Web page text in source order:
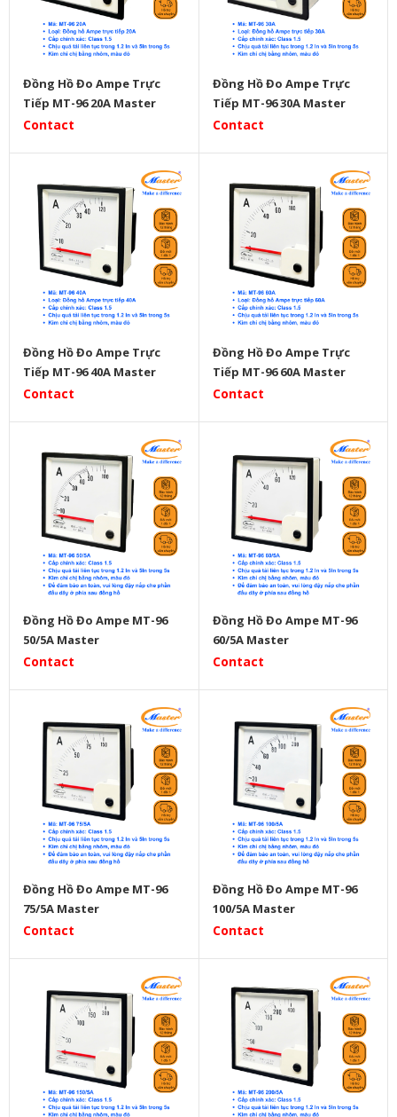
Đồng Hồ Đo Ampe Trực
Tiếp MT-96 20A Master
Contact
Đồng Hồ Đo Ampe Trực
Tiếp MT-96 30A Master
Contact
Đồng Hồ Đo Ampe Trực
Tiếp MT-96 40A Master
Contact
Đồng Hồ Đo Ampe Trực
Tiếp MT-96 60A Master
Contact
Đồng Hồ Đo Ampe MT-96
50/5A Master
Contact
Đồng Hồ Đo Ampe MT-96
60/5A Master
Contact
Đồng Hồ Đo Ampe MT-96
75/5A Master
Contact
Đồng Hồ Đo Ampe MT-96
100/5A Master
Contact